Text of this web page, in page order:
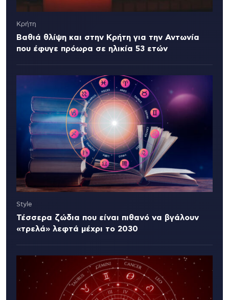
Κρήτη
Βαθιά θλίψη και στην Κρήτη για την Αντωνία
που έφυγε πρόωρα σε ηλικία 53 ετών
Style
Τέσσερα ζώδια που είναι πιθανό να βγάλουν
«τρελά» λεφτά μέχρι το 2030